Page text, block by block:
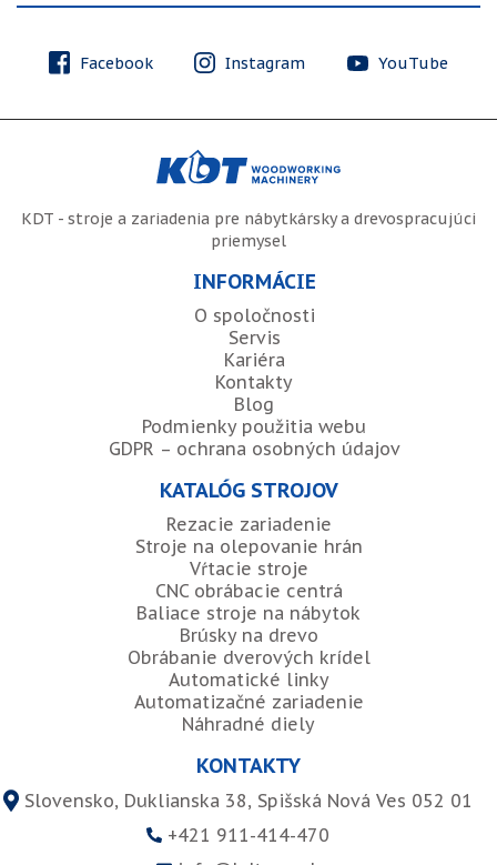
Facebook Instagram YouTube
KDT - stroje a zariadenia pre nábytkársky a drevospracujúci
priemysel
INFORMÁCIE
O spoločnosti
Servis
Kariéra
Kontakty
Blog
Podmienky použitia webu
GDPR – ochrana osobných údajov
KATALÓG STROJOV
Rezacie zariadenie
Stroje na olepovanie hrán
Vŕtacie stroje
CNC obrábacie centrá
Baliace stroje na nábytok
Brúsky na drevo
Obrábanie dverových krídel
Automatické linky
Automatizačné zariadenie
Náhradné diely
KONTAKTY
Slovensko, Duklianska 38, Spišská Nová Ves 052 01
+421 911-414-470